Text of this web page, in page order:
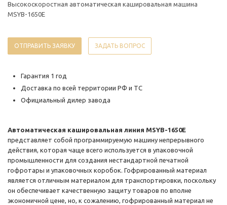
Высокоскоростная автоматическая кашировальная машина
MSYB-1650E
ОТПРАВИТЬ ЗАЯВКУ ЗАДАТЬ ВОПРОС
Гарантия 1 год
Доставка по всей территории РФ и ТС
Официальный дилер завода
Автоматическая кашировальная линия MSYB-1650E
представляет собой программируемую машину непрерывного
действия, которая чаще всего используется в упаковочной
промышленности для создания нестандартной печатной
гофротары и упаковочных коробок. Гофрированный материал
является отличным материалом для транспортировки, поскольку
он обеспечивает качественную защиту товаров по вполне
экономичной цене, но, к сожалению, гофрированный материал не